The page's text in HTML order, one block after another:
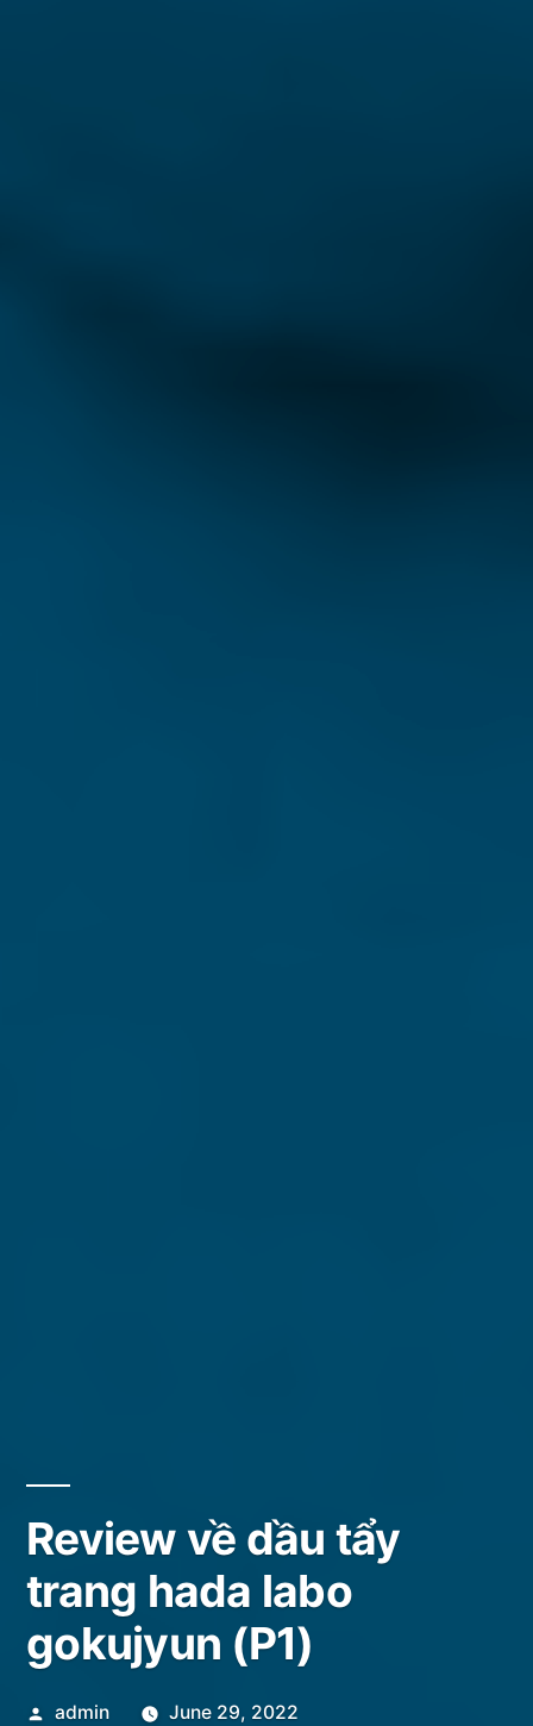
Review về dầu tẩy
trang hada labo
gokujyun (P1)
Posted
admin
June 29, 2022